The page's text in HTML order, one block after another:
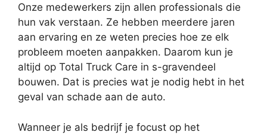
Onze medewerkers zijn allen professionals die
hun vak verstaan. Ze hebben meerdere jaren
aan ervaring en ze weten precies hoe ze elk
probleem moeten aanpakken. Daarom kun je
altijd op Total Truck Care in s-gravendeel
bouwen. Dat is precies wat je nodig hebt in het
geval van schade aan de auto.
Wanneer je als bedrijf je focust op het